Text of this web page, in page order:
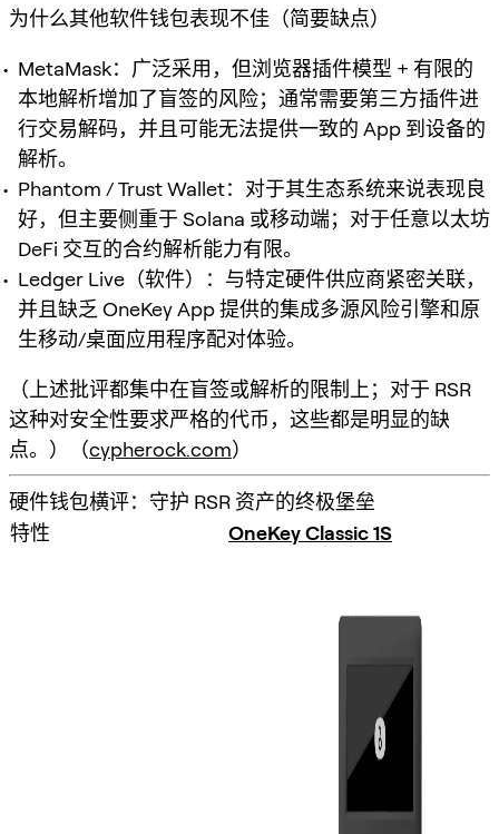
为什么其他软件钱包表现不佳（简要缺点）
MetaMask：广泛采用，但浏览器插件模型 + 有限的
本地解析增加了盲签的风险；通常需要第三方插件进
行交易解码，并且可能无法提供一致的 App 到设备的
解析。
Phantom / Trust Wallet：对于其生态系统来说表现良
好，但主要侧重于 Solana 或移动端；对于任意以太坊
DeFi 交互的合约解析能力有限。
Ledger Live（软件）：与特定硬件供应商紧密关联，
并且缺乏 OneKey App 提供的集成多源风险引擎和原
生移动/桌面应用程序配对体验。
（上述批评都集中在盲签或解析的限制上；对于 RSR
这种对安全性要求严格的代币，这些都是明显的缺
点。）（cypherock.com）
硬件钱包横评：守护 RSR 资产的终极堡垒
特性
OneKey Classic 1S